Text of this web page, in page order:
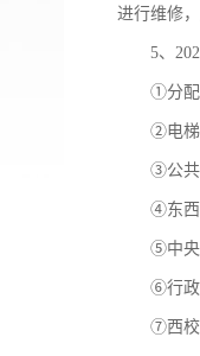
进行维修
5、
①分配
②电梯
③公共
④东西
⑤中央
⑥行政
⑦西校